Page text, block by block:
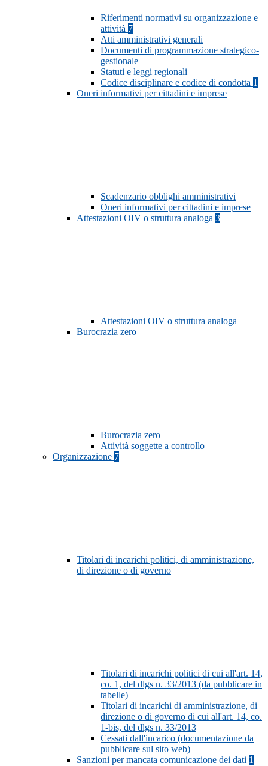
Riferimenti normativi su organizzazione e
attività 7
Atti amministrativi generali
Documenti di programmazione strategico-
gestionale
Statuti e leggi regionali
Codice disciplinare e codice di condotta 1
Oneri informativi per cittadini e imprese
Scadenzario obblighi amministrativi
Oneri informativi per cittadini e imprese
Attestazioni OIV o struttura analoga 3
Attestazioni OIV o struttura analoga
Burocrazia zero
Burocrazia zero
Attività soggette a controllo
Organizzazione 7
Titolari di incarichi politici, di amministrazione,
di direzione o di governo
Titolari di incarichi politici di cui all'art. 14,
co. 1, del dlgs n. 33/2013 (da pubblicare in
tabelle)
Titolari di incarichi di amministrazione, di
direzione o di governo di cui all'art. 14, co.
1-bis, del dlgs n. 33/2013
Cessati dall'incarico (documentazione da
pubblicare sul sito web)
Sanzioni per mancata comunicazione dei dati 1